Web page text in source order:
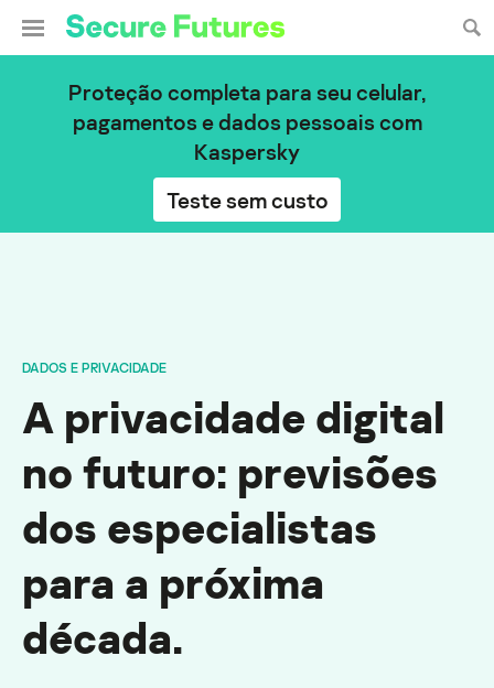
Proteção completa para seu celular,
pagamentos e dados pessoais com
Kaspersky
Teste sem custo
DADOS E PRIVACIDADE
A privacidade digital
no futuro: previsões
dos especialistas
para a próxima
década.